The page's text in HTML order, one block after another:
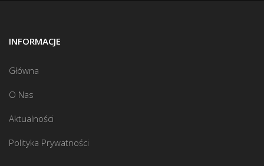
INFORMACJE
Główna
O Nas
Aktualności
Polityka Prywatności